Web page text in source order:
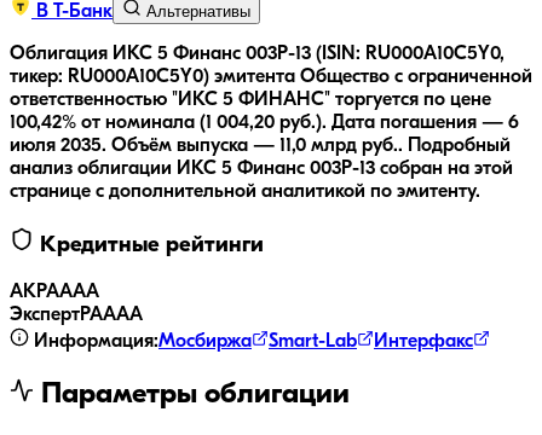
В Т-Банк Альтернативы
Облигация ИКС 5 Финанс 003P-13 (ISIN: RU000A10C5Y0,
тикер: RU000A10C5Y0) эмитента Общество с ограниченной
ответственностью "ИКС 5 ФИНАНС" торгуется по цене
100,42% от номинала (1 004,20 руб.). Дата погашения — 6
июля 2035. Объём выпуска — 11,0 млрд руб..
Подробный
анализ облигации ИКС 5 Финанс 003P-13 собран на этой
странице с дополнительной аналитикой по эмитенту.
Кредитные рейтинги
АКРАAAA
ЭкспертРАAAA
Информация:Мосбиржа Smart-Lab Интерфакс
Параметры облигации